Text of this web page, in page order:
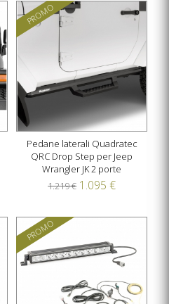
PROMO
Pedane laterali Quadratec
QRC Drop Step per Jeep
Wrangler JK 2 porte
1.219 € 1.095 €
PROMO